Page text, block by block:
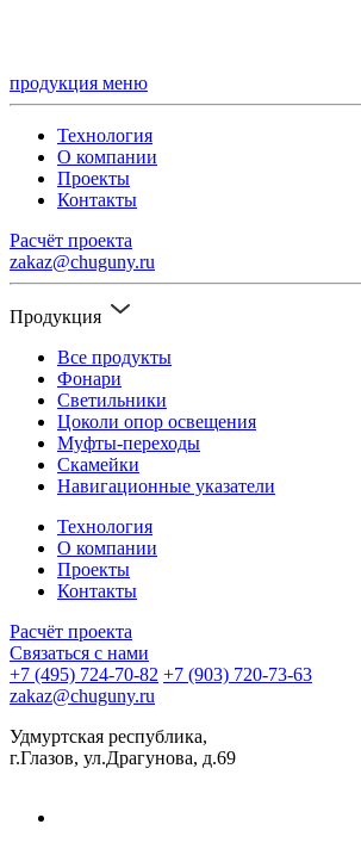
продукция меню
Технология
О компании
Проекты
Контакты
Расчёт проекта
zakaz@chuguny.ru
Продукция
Все продукты
Фонари
Светильники
Цоколи опор освещения
Муфты-переходы
Скамейки
Навигационные указатели
Технология
О компании
Проекты
Контакты
Расчёт проекта
Связаться с нами
+7 (495) 724-70-82 +7 (903) 720-73-63
zakaz@chuguny.ru
Удмуртская республика,
г.Глазов, ул.Драгунова, д.69